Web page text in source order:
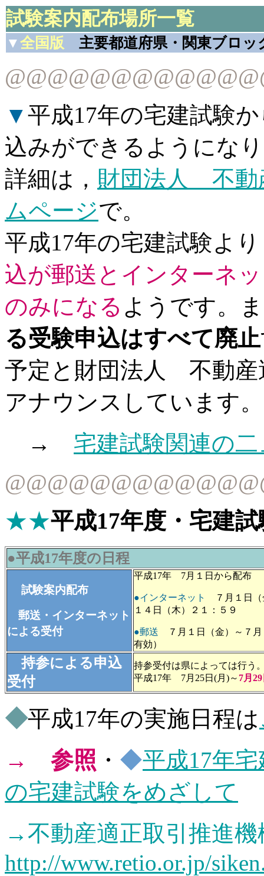
試験案内配布場所一覧
▼全国版 主要都道府県・関東ブロッ
▼平成17年の宅建試験
込みができるようにな
詳細は， 財団法人 不動
ムページで。
平成17年の宅建試験よ
込が郵送とインターネ
のみになる ようです。
る受験申込はすべて廃止
予定と財団法人 不動産
アナウンスしています。
→ 宅建試験関連の
★★平成17年度・宅建
●平成17年度の日程
試験案内配布
郵送・インターネット
による受付
平成17年 7月１日から配布
●インターネット
７月１日（
１４日（木）２１：５９
●郵送 ７月１日（金）～７月
有効）
持参による申込
受付
持参受付は県によっては行う
平成17年 7月25日(月)～ 7月
◆平成17年の実施日程は
→ 参照 ・ ◆平成17年
の宅建試験をめざして
→不動産適正取引推進
http://www.retio.or.jp/